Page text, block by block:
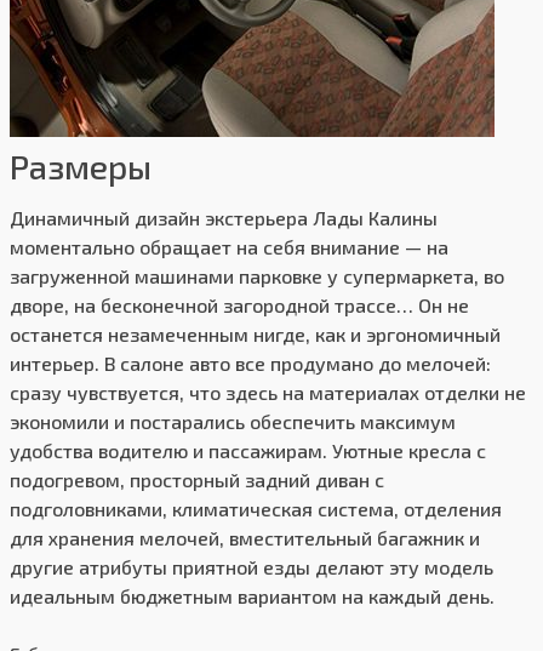
Размеры
Динамичный дизайн экстерьера Лады Калины
моментально обращает на себя внимание — на
загруженной машинами парковке у супермаркета, во
дворе, на бесконечной загородной трассе… Он не
останется незамеченным нигде, как и эргономичный
интерьер. В салоне авто все продумано до мелочей:
сразу чувствуется, что здесь на материалах отделки не
экономили и постарались обеспечить максимум
удобства водителю и пассажирам. Уютные кресла с
подогревом, просторный задний диван с
подголовниками, климатическая система, отделения
для хранения мелочей, вместительный багажник и
другие атрибуты приятной езды делают эту модель
идеальным бюджетным вариантом на каждый день.